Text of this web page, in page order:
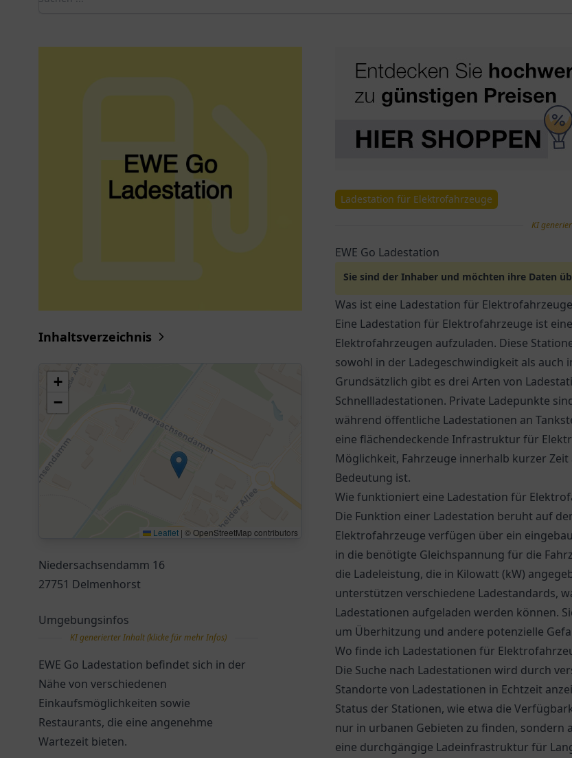
Inhaltsverzeichnis
+
−
Leaflet | © OpenStreetMap contributors
Niedersachsendamm 16
27751 Delmenhorst
Umgebungsinfos
KI generierter Inhalt (klicke für mehr Infos)
EWE Go Ladestation befindet sich in der
Nähe von verschiedenen
Einkaufsmöglichkeiten sowie
Restaurants, die eine angenehme
Wartezeit bieten.
Ladestation für Elektrofahrzeuge
KI
EWE Go Ladestation
Sie sind der Inhaber und möchten ihre Daten
Was ist eine Ladestation für
Eine Ladestation für Elektrofahrzeuge ist
Elektrofahrzeugen aufzuladen. Diese
sowohl in der Ladegeschwindigkeit als
Grundsätzlich gibt es drei Arten von
Schnellladestationen. Private Ladepunkte
während öffentliche Ladestationen an
eine flächendeckende Infrastruktur für
Möglichkeit, Fahrzeuge innerhalb kurzer
Bedeutung ist.
Wie funktioniert eine Ladestation für
Die Funktion einer Ladestation beruht auf
Elektrofahrzeuge verfügen über ein
in die benötigte Gleichspannung für die
die Ladeleistung, die in Kilowatt (kW)
unterstützen verschiedene Ladestandards,
Ladestationen aufgeladen werden können.
um Überhitzung und andere potenzielle
Wo finde ich Ladestationen für
Die Suche nach Ladestationen wird durch
Standorte von Ladestationen in Echtzeit
Status der Stationen, wie etwa die
nur in urbanen Gebieten zu finden,
eine durchgängige Ladeinfrastruktur für